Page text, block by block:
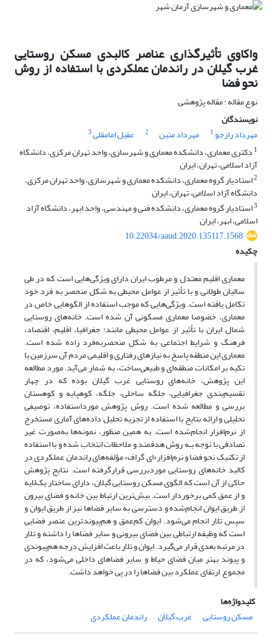
واکاوی تأثیرگذاری عناصر کالبدی مسکن روستایی
غرب گیلان در راندمان عملکردی با استفاده از روش
نحو فضا
نوع مقاله : مقاله پژوهشی
نویسندگان
مهرداد رازجو1 مهرداد متین 2 عقیل امامقلی3
1 دکتری معماری، دانشکده معماری و شهرسازی، واحد تهران مرکزی، دانشگاه
آزاد اسلامی، تهران، ایران
2استادیار گروه معماری، دانشکده معماری و شهرسازی، واحد تهران مرکزی،
دانشگاه آزاد اسلامی، تهران، ایران
3استادیار گروه معماری، دانشکده فنی و مهندسی، واحد ابهر، دانشگاه آزاد
اسلامی، ابهر، ایران
10.22034/aaud.2020.135117.1568
چکیده
معماری اقلیم معتدل و مرطوب ایران دارای ویژگی‌هایی است که در طی
سالیان طولانی و با تأثیر از عوامل محیطی به شکل منحصر به فرد خود
تکامل یافته است. ویژگی‌هایی که موجب استفاده از الگوهایی خاص در
معماری، خصوصا معماری مسکونی آن شده است. خانه‌های روستایی
شمال ایران با تأثیر از عوامل محیطی مانند: جغرافیا، اقلیم، اقتصاد،
فرهنگ و شرایط اجتماعی به شکل منحصربه‌فرد زاده شده است.
معماری این منطقه پاسخ به نیازهای رفتاری و اقلیمی مردم آن سرزمین با
تکیه‌ بر امکانات منطقه‌ای و طبیعی‌ساخت، به شمار می‌آید. مورد مطالعه
این پژوهش، خانه‌های روستایی غرب گیلان بوده که در چهار
تقسیم‌بندی جغرافیایی، جلگه ساحلی، جلگه، کوهپایه و کوهستان
‌بررسی و مطالعه شده است. روش پژوهش مورداستفاده، توصیفی
تحلیلی و ارائه‌ نتایج با استفاده از تجزیه تحلیل داده‌های آماری مستخرج
از نرم‌افزار انجام‌شده است. به همین منظور، نمونه‌ها به‌صورت غیر
تصادفی با توجه بـه روش هدفمند و ملاحظات انتخاب شده و با استفاده
از تکنیک نحو فضا و نرم‌افزار«ای گراف» مؤلفه‌های راندمان عملکردی در
کالبد خانه‌های روستایی موردبررسی قرارگرفته است. نتایج پژوهش
حاکی از آن است که الگوی مسکن روستایی گیلان، دارای ساختار یک‌لایه
و از عمق کمی برخوردار است. بیش‌ترین ارتباط بین خانه و فضای بیرون
از طریق ایوان انجام‌شده و دسترسی به سایر فضاها نیز از طریق ایوان و
سپس تلار انجام می‌شود. ایوان کم‌عمق و هم‌پیوند‌ترین عنصر فضایی
است که وظیفه ارتباطی بین فضای بیرونی و سایر فضاها را داشته و تلار
در مرتبه بعدی قرار می‌گیرد. ایوان و تلار باعث افزایش درجه هم‌پیوندی
و پیوند بهتر میان فضای حیاط و سایر فضاهای داخلی می‌شود، که در
مجموع ارتقای عملکرد بین فضاها را در پی خواهد داشت.
کلیدواژه‌ها
مسکن روستایی
غرب گیلان راندمان عملکردی